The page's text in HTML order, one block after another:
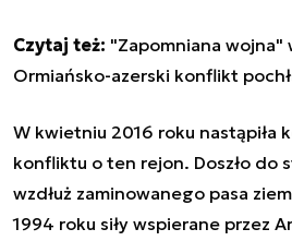
Czytaj też: "Zapomniana wojna"
Ormiańsko-azerski konflikt
W kwietniu 2016 roku nastąpiła
konfliktu o ten rejon. Doszło do
wzdłuż zaminowanego pasa
1994 roku siły wspierane przez